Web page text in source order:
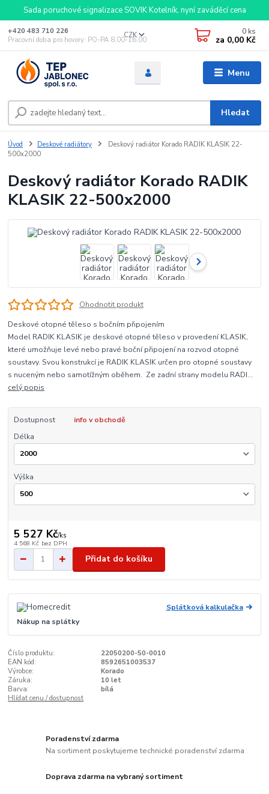
Sada poruchové signalizace SOVIK Kotelník, nyní zaváděcí cena
Menu
CZK
Hledat
+420 483 710 226
Pracovní doba pro hovory: PO-PA 8,00-16,00
0 ks
za 0,00 Kč
Úvod Deskové radiátory
Deskový radiátor Korado RADIK KLASIK 22-
500x2000
Deskový radiátor Korado RADIK
KLASIK 22-500x2000
Ohodnotit produkt
Deskové otopné těleso s bočním připojením
Model RADIK KLASIK je deskové otopné těleso v provedení KLASIK,
které umožňuje levé nebo pravé boční připojení na rozvod otopné
soustavy. Svou konstrukcí je RADIK KLASIK určen pro otopné soustavy
s nuceným nebo samotížným oběhem. Ze zadní strany modelu RADI...
celý popis
Dostupnost
info v obchodě
Délka
Výška
5 527 Kč/ks
4 568 Kč bez DPH
Přidat do košíku
Splátková kalkulačka
Nákup na splátky
Číslo produktu:
22050200-50-0010
EAN kód:
8592651003537
Výrobce:
Korado
Záruka:
10 let
Barva:
bílá
Hlídat cenu / dostupnost
Poradenství zdarma
Na sortiment poskytujeme technické poradenství zdarma
Doprava zdarma na vybraný sortiment